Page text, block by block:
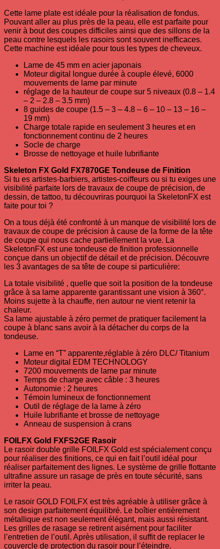
Cette lame plate est idéale pour la réalisation de fondus.
Pouvant aller au plus près de la peau, elle est parfaite pour
venir à bout des coupes difficiles ainsi que des sillons de la
peau contre lesquels les rasoirs sont souvent inefficaces.
Cette machine est idéale pour tous les types de cheveux.
Lame de 45 mm en acier japonais
Moteur digital longue durée à couple élevé, 6000
mouvements de lame par minute
réglage de la hauteur de coupe sur 5 niveaux (0.8 – 1.4
– 2 – 2.8 – 3.5 mm)
8 guides de coupe (1.5 – 3 – 4.8 – 6 – 10 – 13 – 16 –
19 mm)
Charge totale rapide en seulement 3 heures et en
fonctionnement continu de 2 heures
Socle de charge
Brosse de nettoyage et huile lubrifiante
Skeleton FX Gold FX7870GE Tondeuse de Finition
Si tu es artistes-barbiers, artistes-coiffeurs ou si tu exiges une
visibilité parfaite lors de travaux de coupe de précision, de
dessin, de tattoo, tu découvriras pourquoi la SkeletonFX est
faite pour toi ?
On a tous déjà été confronté à un manque de visibilité lors de
travaux de coupe de précision à cause de la forme de la tête
de coupe qui nous cache partiellement la vue. La
SkeletonFX est une tondeuse de finition professionnelle
conçue dans un objectif de détail et de précision. Découvre
les 3 avantages de sa tête de coupe si particulière:
La totale visibilité , quelle que soit la position de la tondeuse
grâce à sa lame apparente garantissant une vision à 360°.
Moins sujette à la chauffe, rien autour ne vient retenir la
chaleur.
Sa lame ajustable à zéro permet de pratiquer facilement la
coupe à blanc sans avoir à la détacher du corps de la
tondeuse.
Lame en “T” apparente,réglable à zéro DLC/ Titanium
Moteur digital EDM TECHNOLOGY
7200 mouvements de lame par minute
Temps de charge avec câble : 3 heures
Autonomie : 2 heures
Témoin lumineux de fonctionnement
Outil de réglage de la lame à zéro
Huile lubrifiante et brosse de nettoyage
Anneau de suspension à crans
FOILFX Gold FXFS2GE Rasoir
Le rasoir double grille FOILFX Gold est spécialement conçu
pour réaliser des finitions, ce qui en fait l’outil idéal pour
réaliser parfaitement des lignes. Le système de grille flottante
ultrafine assure un rasage de près en toute sécurité, sans
irriter la peau.
Le rasoir GOLD FOILFX est très agréable à utiliser grâce à
son design parfaitement équilibré. Le boîtier entièrement
métallique est non seulement élégant, mais aussi résistant.
Les grilles de rasage se retirent aisément pour faciliter
l’entretien de l’outil. Après utilisation, il suffit de replacer le
couvercle de protection du rasoir pour l’éteindre.